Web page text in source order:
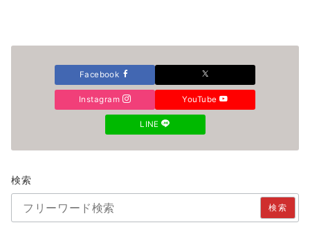
Facebook
Instagram YouTube
LINE
検索
検索